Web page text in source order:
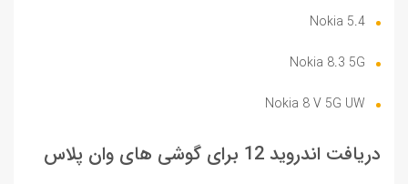
Nokia 5.4
Nokia 8.3 5G
Nokia 8 V 5G UW
دریافت اندروید 12 برای گوشی های وان پلاس